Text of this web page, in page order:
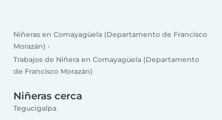
Niñeras en Comayagüela (Departamento de Francisco
Morazán)
Trabajos de Niñera en Comayagüela (Departamento
de Francisco Morazán)
Niñeras cerca
Tegucigalpa